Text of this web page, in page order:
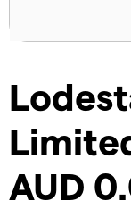
AUD